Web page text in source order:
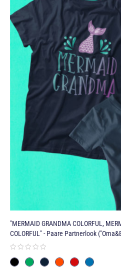
"MERMAID GRANDMA COLORFUL,
COLORFUL" - Paare Partnerlook